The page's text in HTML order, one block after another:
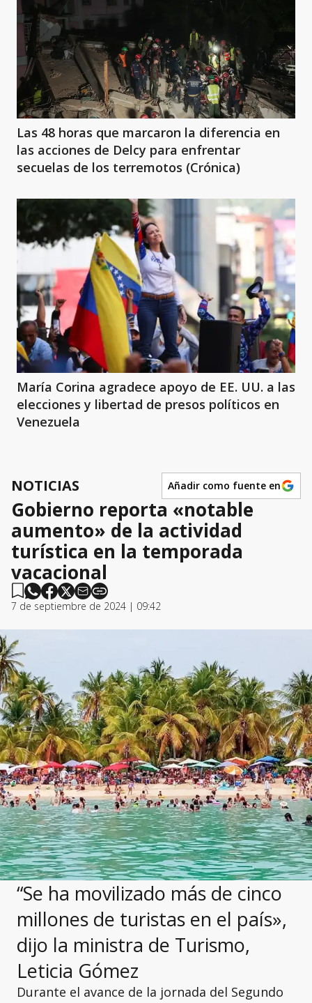
Las 48 horas que marcaron la diferencia en
las acciones de Delcy para enfrentar
secuelas de los terremotos (Crónica)
María Corina agradece apoyo de EE. UU. a las
elecciones y libertad de presos políticos en
Venezuela
NOTICIAS Añadir como fuente en
Gobierno reporta «notable
aumento» de la actividad
turística en la temporada
vacacional
7 de septiembre de 2024 | 09:42
“Se ha movilizado más de cinco
millones de turistas en el país»,
dijo la ministra de Turismo,
Leticia Gómez
Durante el avance de la jornada del Segundo